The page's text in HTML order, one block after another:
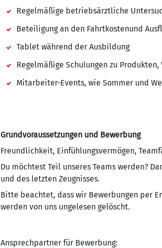
Regelmäßige betriebsärztliche
Beteiligung an den Fahrtkostenund
Tablet während der Ausbildung
Regelmäßige Schulungen zu
Mitarbeiter-Events, wie Sommer und
Grundvoraussetzungen und Bewerbung
Freundlichkeit, Einfühlungsvermögen,
Du möchtest Teil unseres Teams werden?
und des letzten Zeugnisses.
Bitte beachtet, dass wir Bewerbungen per
werden von uns ungelesen gelöscht.
Ansprechpartner für Bewerbung: